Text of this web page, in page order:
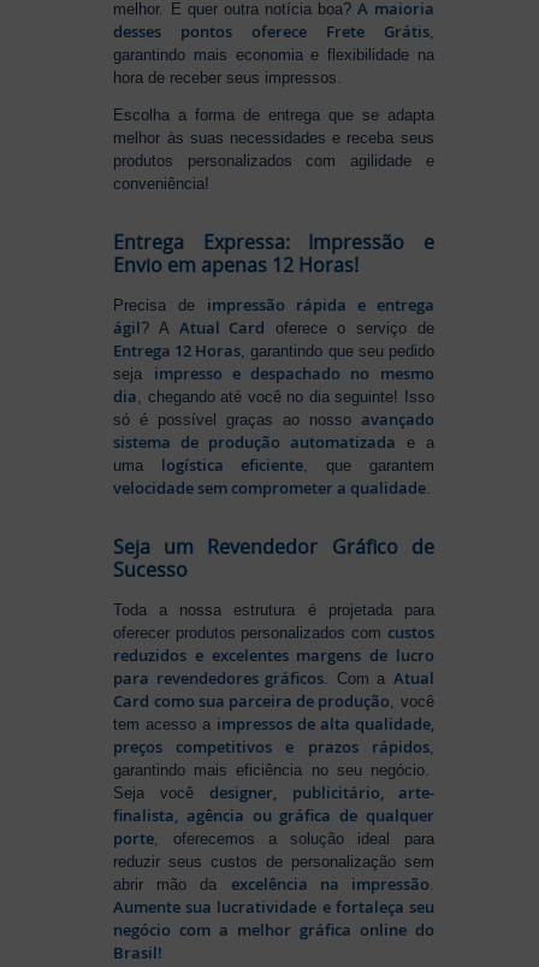
melhor. E quer outra notícia boa?A maioria
desses pontos oferece Frete Grátis,
garantindo mais economia e flexibilidade na
hora de receber seus impressos.
Escolha a forma de entrega que se adapta
melhor às suas necessidades e receba seus
produtos personalizados com agilidade e
conveniência!
Entrega Expressa: Impressão e
Envio em apenas 12 Horas!
Precisa de impressão rápida e entrega
ágil? A Atual Card oferece o serviço de
Entrega 12 Horas, garantindo que seu pedido
seja impresso e despachado no mesmo
dia, chegando até você no dia seguinte! Isso
só é possível graças ao nosso avançado
sistema de produção automatizada e a
uma logística eficiente, que garantem
velocidade sem comprometer a qualidade.
Seja um Revendedor Gráfico de
Sucesso
Toda a nossa estrutura é projetada para
oferecer produtos personalizados com custos
reduzidos e excelentes margens de lucro
para revendedores gráficos . Com a Atual
Card como sua parceira de produção , você
tem acesso a impressos de alta qualidade,
preços competitivos e prazos rápidos,
garantindo mais eficiência no seu negócio.
Seja vocêdesigner, publicitário, arte-
finalista, agência ou gráfica de qualquer
porte , oferecemos a solução ideal para
reduzir seus custos de personalização sem
abrir mão da excelência na impressão
Aumente sua lucratividade e fortaleça seu
negócio com a melhor gráfica online do
Brasil!